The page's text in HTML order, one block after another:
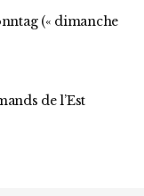
(« dimanche
de l’Est